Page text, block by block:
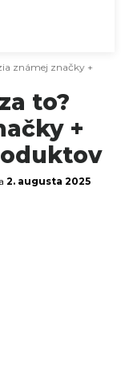
známej značky +
to?
+
2. augusta 2025